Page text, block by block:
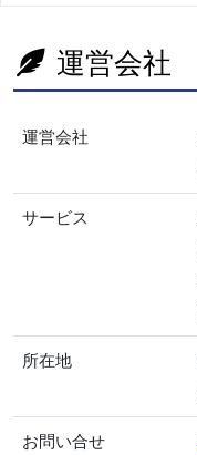
運営会社
運営会社
サービス
所在地
お問い合せ